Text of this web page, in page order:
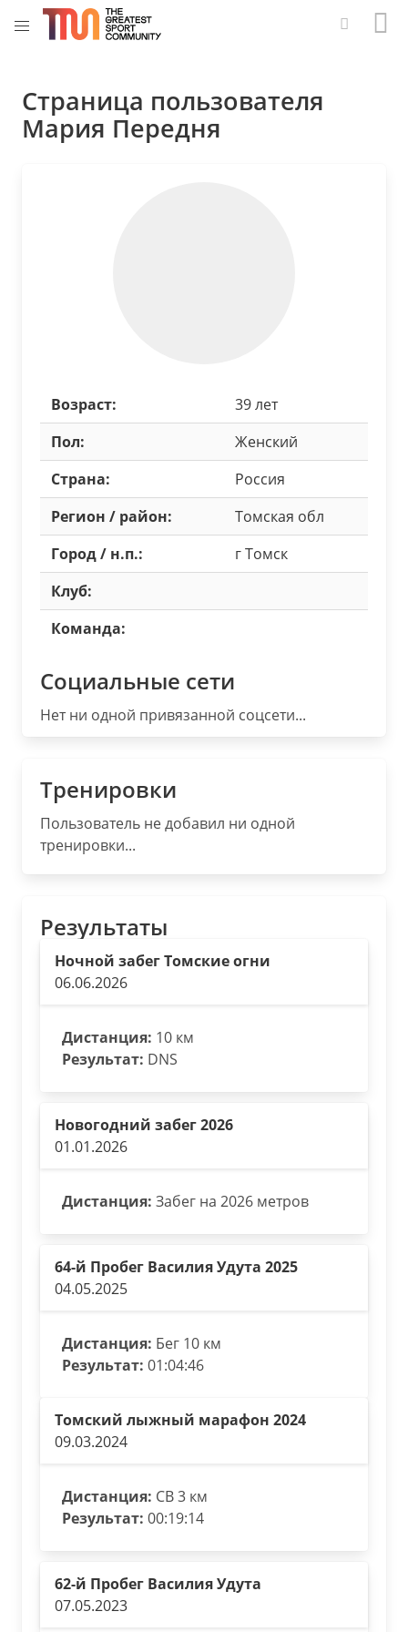
Страница пользователя
Мария Передня
Возраст:
39 лет
Пол:
Женский
Страна:
Россия
Регион / район:
Томская обл
Город / н.п.:
г Томск
Клуб:
Команда:
Социальные сети
Нет ни одной привязанной соцсети...
Тренировки
Пользователь не добавил ни одной
тренировки...
Результаты
Ночной забег Томские огни
06.06.2026
Дистанция: 10 км
Результат: DNS
Новогодний забег 2026
01.01.2026
Дистанция: Забег на 2026 метров
64-й Пробег Василия Удута 2025
04.05.2025
Дистанция: Бег 10 км
Результат: 01:04:46
Томский лыжный марафон 2024
09.03.2024
Дистанция: СВ 3 км
Результат: 00:19:14
62-й Пробег Василия Удута
07.05.2023